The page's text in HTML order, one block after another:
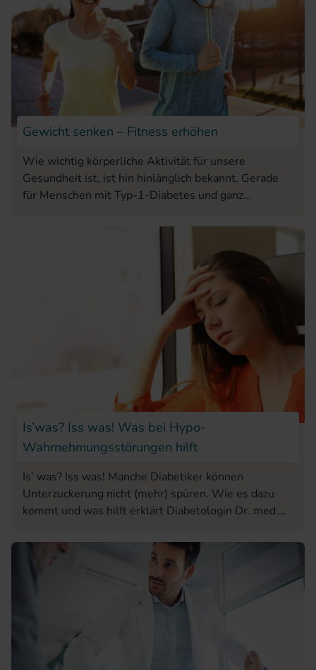
Gewicht senken – Fitness erhöhen
Wie wichtig körperliche Aktivität für unsere
Gesundheit ist, ist hin hinlänglich bekannt. Gerade
für Menschen mit Typ-1-Diabetes und ganz
der HbA1c runter sollen. Trotzdem fällt es vielen
Is’was? Iss was! Was bei Hypo-
Wahrnehmungs­störungen hilft
Is’ was? Iss was! Manche Diabetiker können
Unterzuckerung nicht (mehr) spüren. Wie es dazu
kommt und was hilft erklärt Diabetologin Dr. med.